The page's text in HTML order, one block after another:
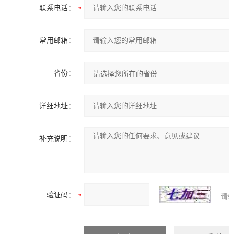
联系电话：
常用邮箱：
省份：
详细地址：
补充说明：
验证码：